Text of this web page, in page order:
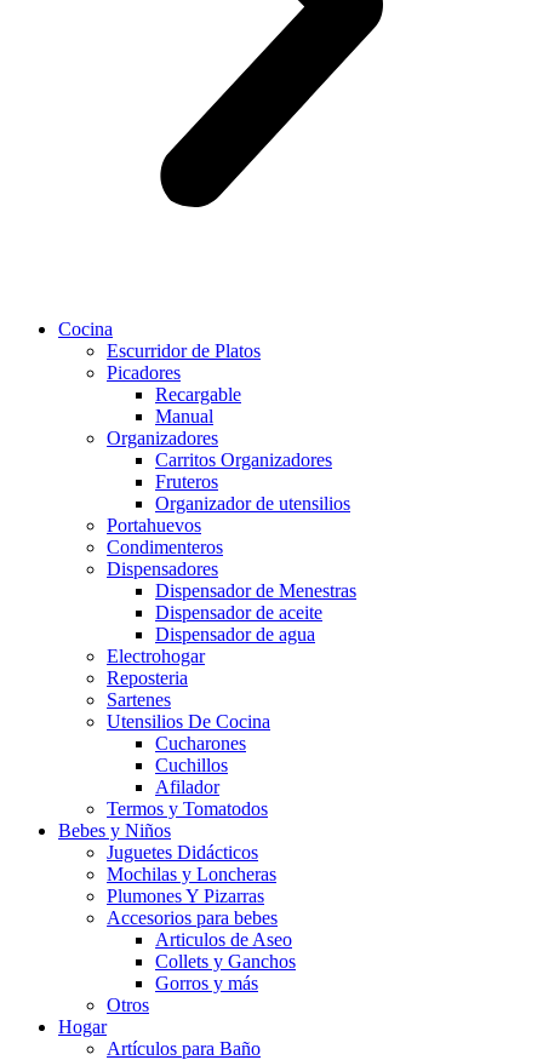
Cocina
Escurridor de Platos
Picadores
Recargable
Manual
Organizadores
Carritos Organizadores
Fruteros
Organizador de utensilios
Portahuevos
Condimenteros
Dispensadores
Dispensador de Menestras
Dispensador de aceite
Dispensador de agua
Electrohogar
Reposteria
Sartenes
Utensilios De Cocina
Cucharones
Cuchillos
Afilador
Termos y Tomatodos
Bebes y Niños
Juguetes Didácticos
Mochilas y Loncheras
Plumones Y Pizarras
Accesorios para bebes
Articulos de Aseo
Collets y Ganchos
Gorros y más
Otros
Hogar
Artículos para Baño